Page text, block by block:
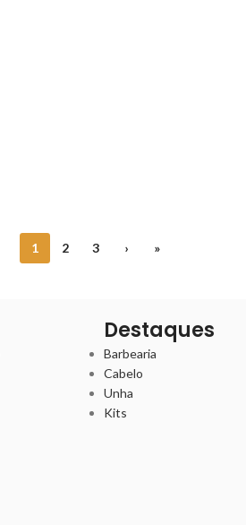
1 2 3 › »
Destaques
Barbearia
Cabelo
Unha
Kits